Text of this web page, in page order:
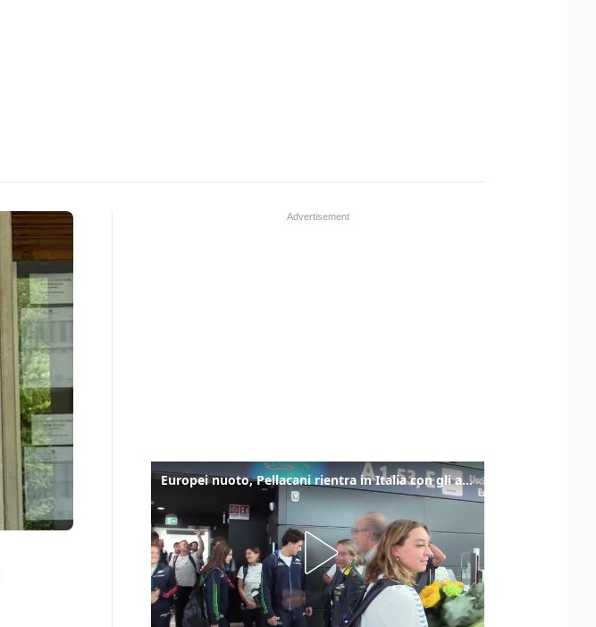
Europei nuoto, Pellacani rientra in Italia con gli azzurri dei tuffi